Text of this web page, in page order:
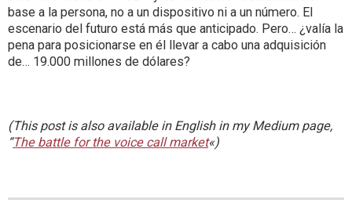
base a la persona, no a un dispositivo ni a un número. El
escenario del futuro está más que anticipado. Pero… ¿valía la
pena para posicionarse en él llevar a cabo una adquisición
de… 19.000 millones de dólares?
(This post is also available in English in my Medium page,
“The battle for the voice call market«)